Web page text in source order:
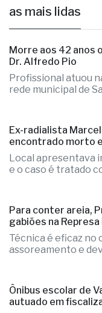
as mais lidas
Morre aos 42 anos
Dr. Alfredo Pio
Profissional atuou
rede municipal de
Ex-radialista
encontrado morto
Local apresentava
e o caso é tratado
Para conter areia,
gabiões na Represa
Técnica é eficaz no
assoreamento e
Ônibus escolar de
autuado em